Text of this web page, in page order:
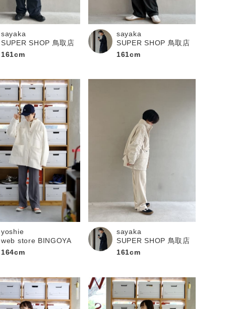
sayaka
SUPER SHOP 鳥取店
161cm
sayaka
SUPER SHOP 鳥取店
161cm
yoshie
web store BINGOYA
164cm
sayaka
SUPER SHOP 鳥取店
161cm